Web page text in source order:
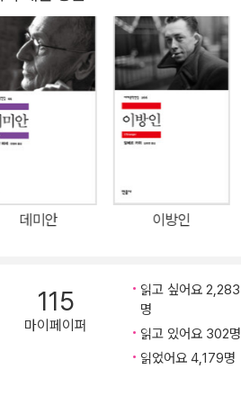
필드라는 이름은 반항아의 대명사가 되
아의 발견과 성찰에 집중하고 있다면,
재를 특징짓는 공허함과 소외 그리고 위
한 성찰을 보여 준다. 이 작품은 전 세계
한 학교를 떠나며 시
지, 할리우드의 극작가인 형과 함께 부
은 기성세대의 속물근성과 위선에 염증
다보면 치기 어린 동급생들이 분위기를
라 학생들을 차별하는 견딜 수 없는 곳
호소하는 대신 퇴학을 통고하는 편지
거리를 헤매기로 마음먹는다. 여기에 존
데미안 이방인
115
마이페이퍼
읽고 싶어요 2,283
명
읽고 있어요 302명
읽었어요 4,179명